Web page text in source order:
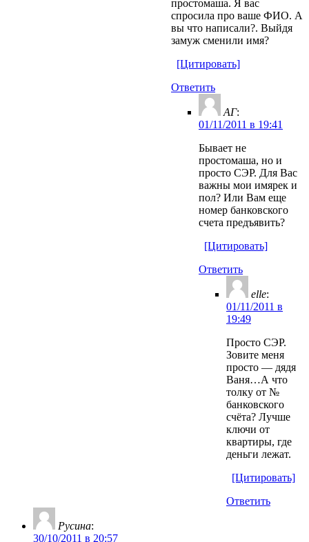
простомаша. Я вас
спросила про ваше ФИО. А
вы что написали?. Выйдя
замуж сменили имя?
[Цитировать]
Ответить
АГ:
01/11/2011 в 19:41
Бывает не
простомаша, но и
просто СЭР. Для Вас
важны мои имярек и
пол? Или Вам еще
номер банковского
счета предъявить?
[Цитировать]
Ответить
elle:
01/11/2011 в
19:49
Просто СЭР.
Зовите меня
просто — дядя
Ваня…А что
толку от №
банковского
счёта? Лучше
ключи от
квартиры, где
деньги лежат.
[Цитировать]
Ответить
Русина:
30/10/2011 в 20:57